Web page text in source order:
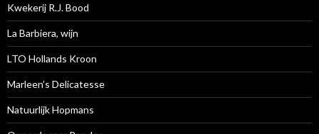
Kwekerij R.J. Bood
La Barbiera, wijn
LTO Hollands Kroon
Marleen’s Delicatesse
Natuurlijk Hopmans